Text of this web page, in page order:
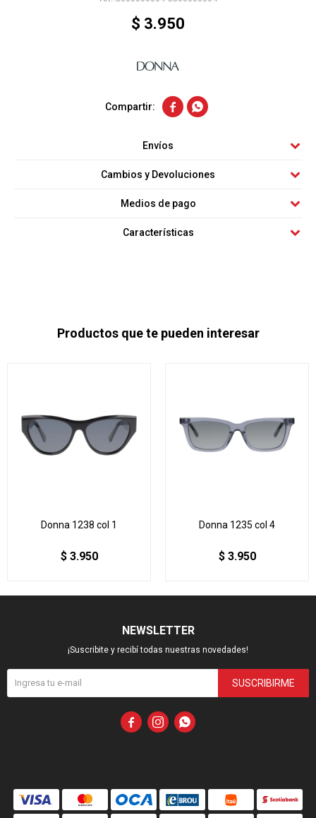
$ 3.950
 
Envíos
Cambios y Devoluciones
Medios de pago
Características
Productos que te pueden interesar
Donna 1238 col 1
$ 3.950
Donna 1235 col 4
$ 3.950
NEWSLETTER
¡Suscribite y recibí todas nuestras novedades!
SUSCRIBIRME
  